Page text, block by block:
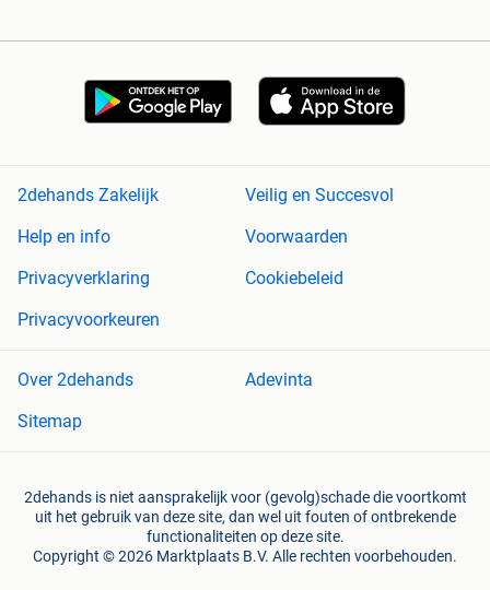
2dehands Zakelijk
Veilig en Succesvol
Help en info
Voorwaarden
Privacyverklaring
Cookiebeleid
Privacyvoorkeuren
Over 2dehands
Adevinta
Sitemap
2dehands is niet aansprakelijk voor (gevolg)schade die voortkomt
uit het gebruik van deze site, dan wel uit fouten of ontbrekende
functionaliteiten op deze site.
Copyright © 2026 Marktplaats B.V. Alle rechten voorbehouden.